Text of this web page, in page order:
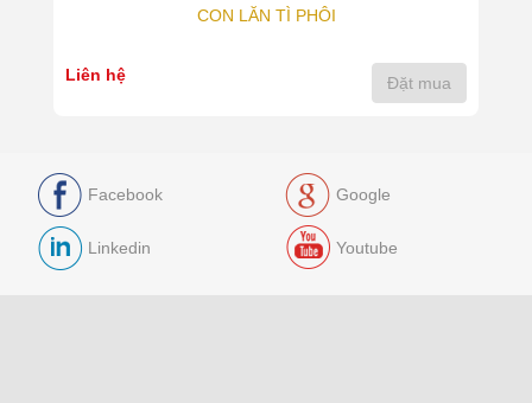
CON LĂN TÌ PHÔI
Liên hệ Đặt mua
Facebook Google
Linkedin Youtube